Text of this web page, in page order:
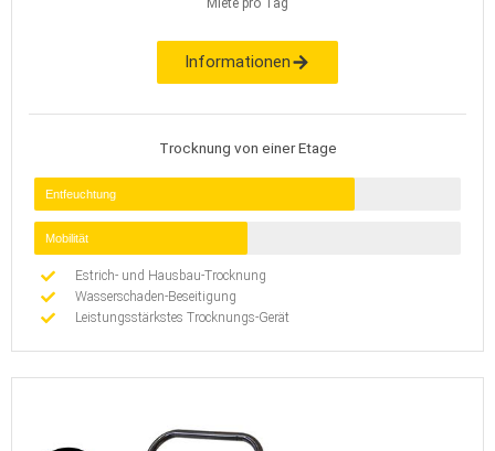
Miete pro Tag
Informationen
Trocknung von einer Etage
Entfeuchtung
Mobilität
Estrich- und Hausbau-Trocknung
Wasserschaden-Beseitigung
Leistungsstärkstes Trocknungs-Gerät